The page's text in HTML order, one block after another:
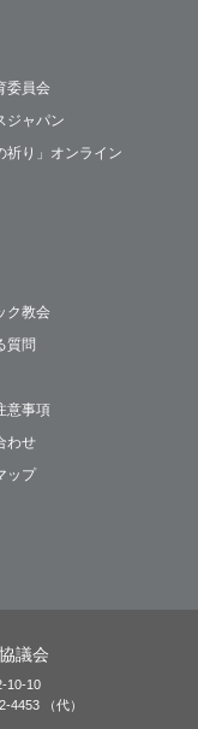
委員会
ジャパン
祈り」オンライン
ク教会
質問
意事項
わせ
ップ
議会
10-10
4453 （代）